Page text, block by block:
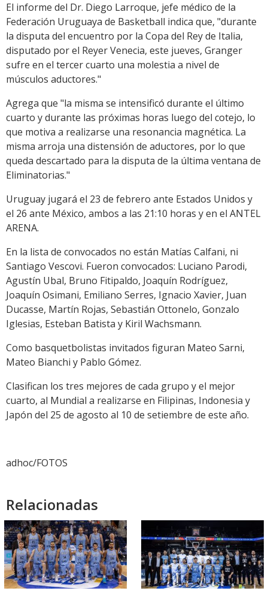
El informe del Dr. Diego Larroque, jefe médico de la
Federación Uruguaya de Basketball indica que, "durante
la disputa del encuentro por la Copa del Rey de Italia,
disputado por el Reyer Venecia, este jueves, Granger
sufre en el tercer cuarto una molestia a nivel de
músculos aductores."
Agrega que "la misma se intensificó durante el último
cuarto y durante las próximas horas luego del cotejo, lo
que motiva a realizarse una resonancia magnética. La
misma arroja una distensión de aductores, por lo que
queda descartado para la disputa de la última ventana de
Eliminatorias."
Uruguay jugará el 23 de febrero ante Estados Unidos y
el 26 ante México, ambos a las 21:10 horas y en el ANTEL
ARENA.
En la lista de convocados no están Matías Calfani, ni
Santiago Vescovi. Fueron convocados: Luciano Parodi,
Agustín Ubal, Bruno Fitipaldo, Joaquín Rodríguez,
Joaquín Osimani, Emiliano Serres, Ignacio Xavier, Juan
Ducasse, Martín Rojas, Sebastián Ottonelo, Gonzalo
Iglesias, Esteban Batista y Kiril Wachsmann.
Como basquetbolistas invitados figuran Mateo Sarni,
Mateo Bianchi y Pablo Gómez.
Clasifican los tres mejores de cada grupo y el mejor
cuarto, al Mundial a realizarse en Filipinas, Indonesia y
Japón del 25 de agosto al 10 de setiembre de este año.
adhoc/FOTOS
Relacionadas